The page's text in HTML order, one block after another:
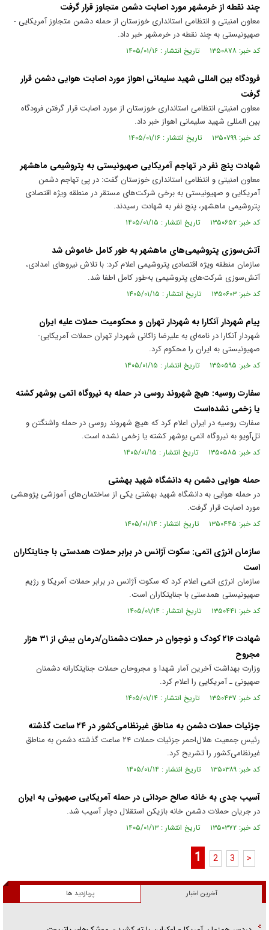
چند نقطه از خرمشهر مورد اصابت دشمن متجاوز قرار گرفت
معاون امنیتی و انتظامی استانداری خوزستان از حمله دشمن متجاوز آمریکایی -
صهیونیستی به چند نقطه در خرمشهر خبر داد.
کد خبر: ۱۳۵۰۸۷۸ تاریخ انتشار : ۱۴۰۵/۰۱/۱۶
فرودگاه بین المللی شهید سلیمانی اهواز مورد اصابت هوایی دشمن قرار
گرفت
معاون امنیتی انتظامی استانداری خوزستان از مورد اصابت قرار گرفتن فرودگاه
بین المللی شهید سلیمانی اهواز خبر داد.
کد خبر: ۱۳۵۰۷۹۹ تاریخ انتشار : ۱۴۰۵/۰۱/۱۶
شهادت پنج نفر در تهاجم آمریکایی صهیونیستی به پتروشیمی ماهشهر
معاون امنیتی و انتظامی استانداری خوزستان گفت: در پی تهاجم دشمن
آمریکایی و صهیونیستی به برخی شرکت‌های مستقر در منطقه ویژه اقتصادی
پتروشیمی ماهشهر، پنج نفر به شهادت رسیدند.
کد خبر: ۱۳۵۰۶۵۲ تاریخ انتشار : ۱۴۰۵/۰۱/۱۵
آتش‌سوزی پتروشیمی‌های ماهشهر به طور کامل خاموش شد
سازمان منطقه ویژه اقتصادی پتروشیمی اعلام کرد: با تلاش نیرو‌های امدادی،
آتش‌سوزی شرکت‌های پتروشیمی به‌طور کامل اطفا شد.
کد خبر: ۱۳۵۰۶۰۳ تاریخ انتشار : ۱۴۰۵/۰۱/۱۵
پیام شهردار آنکارا به شهردار تهران و محکومیت حملات علیه ایران
شهردار آنکارا در نامه‌ای به علیرضا زاکانی شهردار تهران حملات آمریکایی-
صهیونیستی به ایران را محکوم کرد.
کد خبر: ۱۳۵۰۵۹۵ تاریخ انتشار : ۱۴۰۵/۰۱/۱۵
سفارت روسیه: هیچ شهروند روسی در حمله به نیروگاه اتمی بوشهر کشته
یا زخمی نشده‌است
سفارت روسیه در ایران اعلام کرد که هیچ شهروند روسی در حمله واشنگتن و
تل‌آویو به نیروگاه اتمی بوشهر کشته یا زخمی نشده است.
کد خبر: ۱۳۵۰۵۸۵ تاریخ انتشار : ۱۴۰۵/۰۱/۱۵
حمله هوایی دشمن به دانشگاه شهید بهشتی
در حمله هوایی به دانشگاه شهید بهشتی یکی از ساختمان‌های آموزشی پژوهشی
مورد اصابت قرار گرفت.
کد خبر: ۱۳۵۰۴۴۵ تاریخ انتشار : ۱۴۰۵/۰۱/۱۴
سازمان انرژی اتمی: سکوت آژانس در برابر حملات همدستی با جنایتکاران
است
سازمان انرژی اتمی اعلام کرد که سکوت آژانس در برابر حملات آمریکا و رژیم
صهیونیستی همدستی با جنایتکاران است.
کد خبر: ۱۳۵۰۴۴۱ تاریخ انتشار : ۱۴۰۵/۰۱/۱۴
شهادت ۲۱۶ کودک و نوجوان در حملات دشمنان/درمان بیش از ۳۱ هزار
مجروح
وزارت بهداشت آخرین آمار شهدا و مجروحان حملات جنایتکارانه دشمنان
صهیونی ـ آمریکایی را اعلام کرد.
کد خبر: ۱۳۵۰۴۳۷ تاریخ انتشار : ۱۴۰۵/۰۱/۱۴
جزئیات حملات دشمن به مناطق غیرنظامی‌کشور در ۲۴ ساعت گذشته
رئیس جمعیت هلال‌احمر جزئیات حملات ۲۴ ساعت گذشته دشمن به مناطق
غیرنظامی‌کشور را تشریح کرد.
کد خبر: ۱۳۵۰۳۸۹ تاریخ انتشار : ۱۴۰۵/۰۱/۱۴
آسیب جدی به خانه صالح حردانی در حمله آمریکایی صهیونی به ایران
در جریان حملات دشمن خانه بازیکن استقلال دچار آسیب شد.
کد خبر: ۱۳۵۰۳۷۲ تاریخ انتشار : ۱۴۰۵/۰۱/۱۳
1 2 3 >
آخرین اخبار پربازدید ها